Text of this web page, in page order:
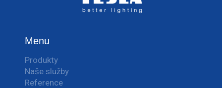
Menu
Produkty
Naše služby
Reference